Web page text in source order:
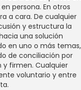
persona. En otros
a cara. De cualquier
y estructura la
una solución
en uno o más temas,
de conciliación por
y firmen. Cualquier
voluntario y entre